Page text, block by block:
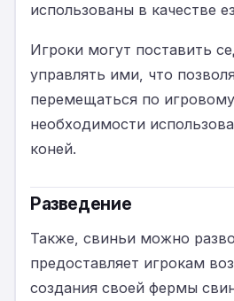
использованы в качестве
Игроки могут поставить
управлять ими, что
перемещаться по
необходимости
коней.
Разведение
Также, свиньи можно
предоставляет игрокам
создания своей фермы